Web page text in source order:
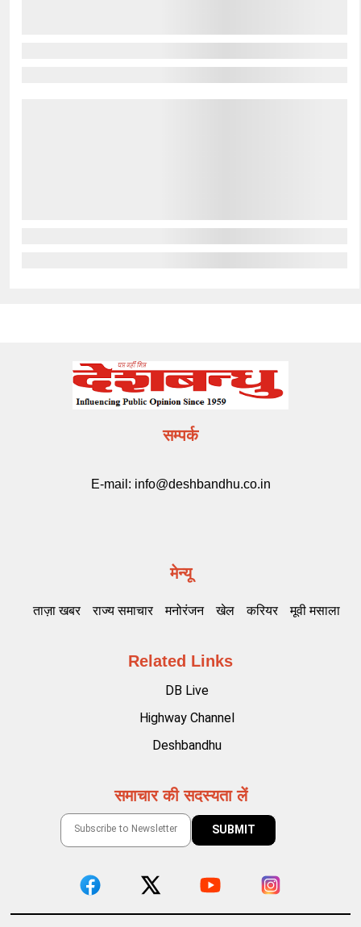
सम्पर्क
E-mail: info@deshbandhu.co.in
मेन्यू
ताज़ा खबर राज्य समाचार मनोरंजन खेल करियर मूवी मसाला
Related Links
DB Live
Highway Channel
Deshbandhu
समाचार की सदस्यता लें